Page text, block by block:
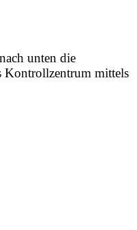
unten die
Kontrollzentrum mittels